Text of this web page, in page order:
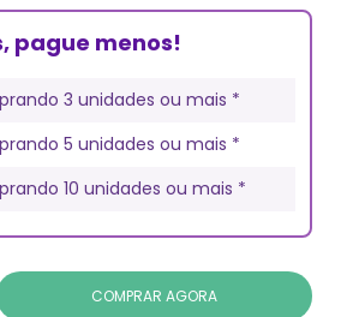
pague menos!
3 unidades ou mais *
5 unidades ou mais *
10 unidades ou mais *